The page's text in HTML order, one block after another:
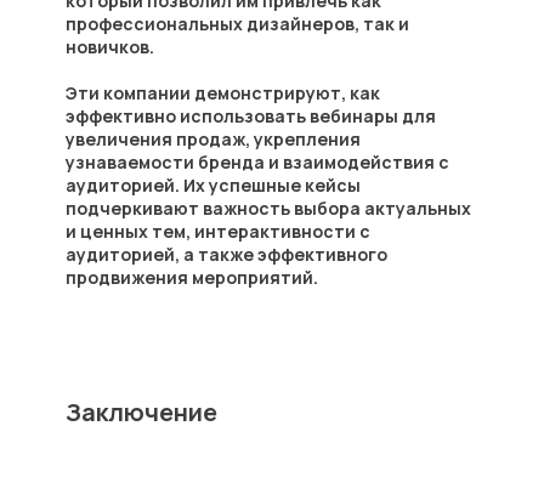
профессиональных дизайнеров, так и
новичков.
Эти компании демонстрируют, как
эффективно использовать вебинары для
увеличения продаж, укрепления
узнаваемости бренда и взаимодействия с
аудиторией. Их успешные кейсы
подчеркивают важность выбора актуальных
и ценных тем, интерактивности с
аудиторией, а также эффективного
продвижения мероприятий.
Заключение
+7
обработки персональных данных